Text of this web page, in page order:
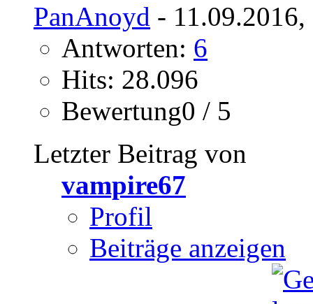
PanAnoyd -
Antworten: 6
Hits: 28.096
Bewertung0 / 5
Letzter Beitrag von
vampire67
Profil
Beiträge anzeigen